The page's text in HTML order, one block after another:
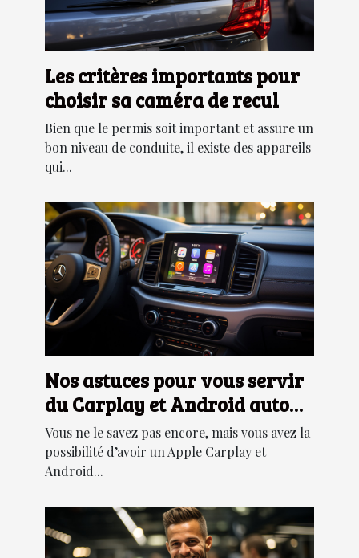
Les critères importants pour
choisir sa caméra de recul
Bien que le permis soit important et assure un
bon niveau de conduite, il existe des appareils
qui...
Nos astuces pour vous servir
du Carplay et Android auto
dans votre véhicule
Vous ne le savez pas encore, mais vous avez la
possibilité d’avoir un Apple Carplay et
Android...